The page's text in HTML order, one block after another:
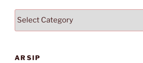
Kategori
ARSIP